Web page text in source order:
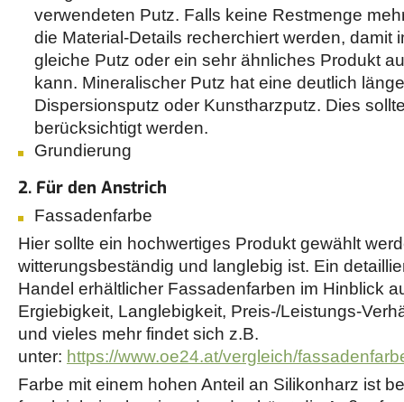
verwendeten Putz. Falls keine Restmenge
die Material-Details recherchiert werden, damit
gleiche Putz oder ein sehr ähnliches Produkt
kann. Mineralischer Putz hat eine deutlich
Dispersionsputz oder Kunstharzputz. Dies
berücksichtigt werden.
Grundierung
2. Für den Anstrich
Fassadenfarbe
Hier sollte ein hochwertiges Produkt gewählt
witterungsbeständig und langlebig ist. Ein
Handel erhältlicher Fassadenfarben im Hinblick
Ergiebigkeit, Langlebigkeit, Preis-/Leistungs-
und vieles mehr findet sich z.B.
unter: https://www.oe24.at/vergleich/
Farbe mit einem hohen Anteil an Silikonharz ist